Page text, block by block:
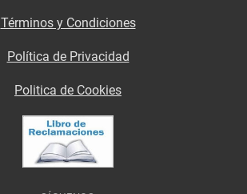
Términos y Condiciones
Política de Privacidad
Politica de Cookies